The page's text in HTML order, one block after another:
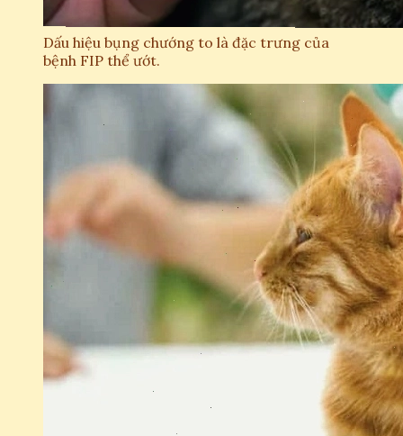
Dấu hiệu bụng chướng to là đặc trưng của
bệnh FIP thể ướt.